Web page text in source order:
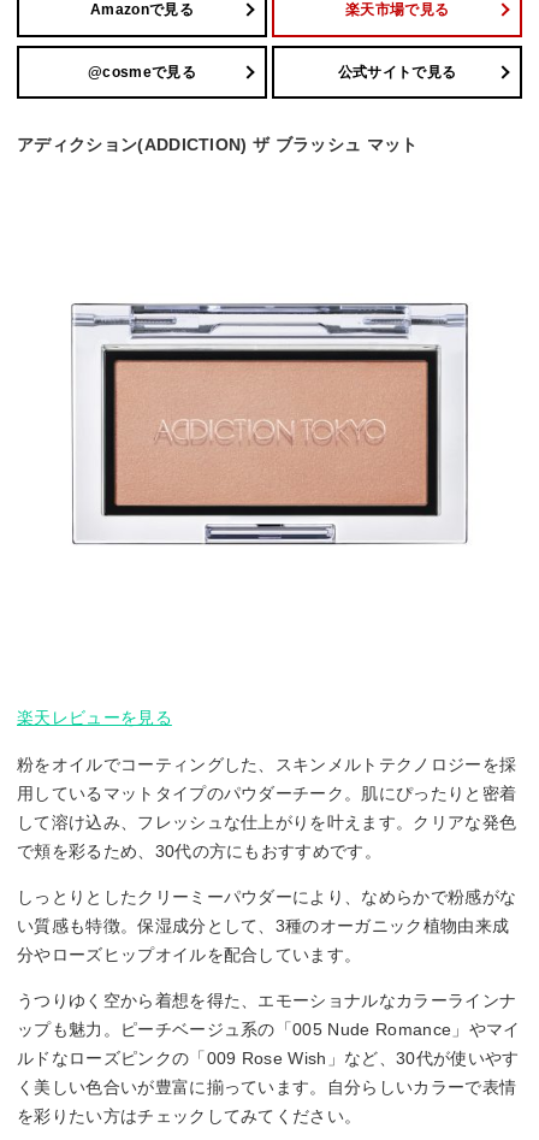
Amazonで見る 楽天市場で見る
@cosmeで見る 公式サイトで見る
アディクション(ADDICTION) ザ ブラッシュ マット
楽天レビューを見る
粉をオイルでコーティングした、スキンメルトテクノロジーを採
用しているマットタイプのパウダーチーク。肌にぴったりと密着
して溶け込み、フレッシュな仕上がりを叶えます。クリアな発色
で頬を彩るため、30代の方にもおすすめです。
しっとりとしたクリーミーパウダーにより、なめらかで粉感がな
い質感も特徴。保湿成分として、3種のオーガニック植物由来成
分やローズヒップオイルを配合しています。
うつりゆく空から着想を得た、エモーショナルなカラーラインナ
ップも魅力。ピーチベージュ系の「005 Nude Romance」やマイ
ルドなローズピンクの「009 Rose Wish」など、30代が使いやす
く美しい色合いが豊富に揃っています。自分らしいカラーで表情
を彩りたい方はチェックしてみてください。